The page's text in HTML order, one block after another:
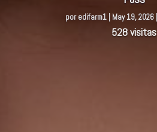
poredifarm1| May 19, 2026|
528 visitas